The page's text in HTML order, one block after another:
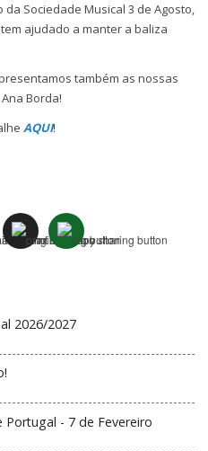
Sociedade Musical 3 de Agosto,
ajudado a manter a baliza
também as nossas
Borda!
AQUI!
2026/2027
Portugal - 7 de Fevereiro